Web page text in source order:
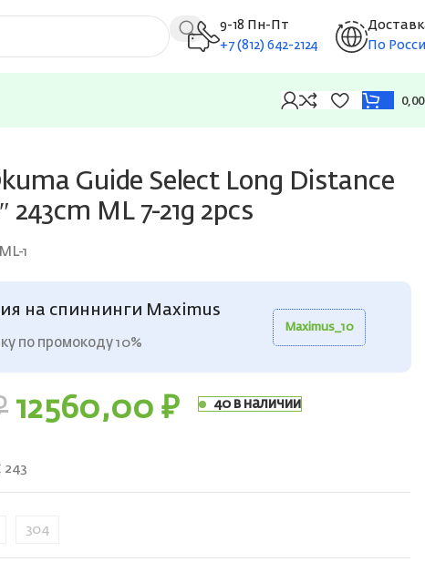
9-18 Пн-Пт
+7 (812) 642-2124
По
Guide Select Long Distance
243cm ML 7-21g 2pcs
1
на спиннинги Maximus
по промокоду 10%
Maximus_10
12560,00 ₽ 40 в наличии
243
304